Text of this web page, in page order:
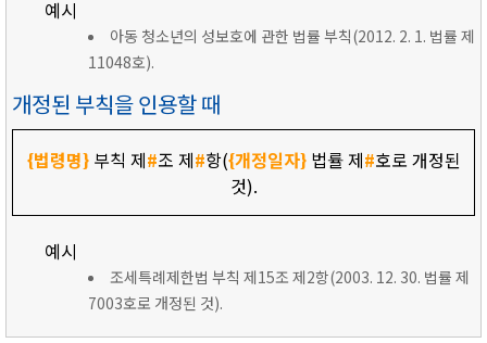
예시
아동 청소년의 성보호에 관한 법률 부칙(2012. 2. 1. 법률 제
11048호).
개정된 부칙을 인용할 때
{법령명}부칙 제#조 제#항({개정일자}법률 제#호로 개정된
것).
예시
조세특례제한법 부칙 제15조 제2항(2003. 12. 30. 법률 제
7003호로 개정된 것).